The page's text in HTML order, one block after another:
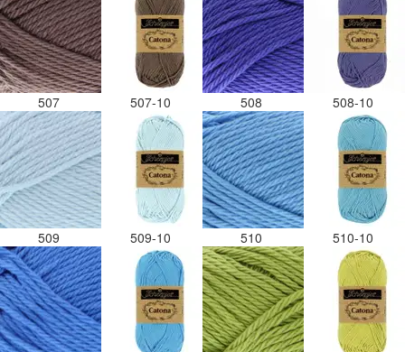
507 507-10 508 508-10
509 509-10 510 510-10